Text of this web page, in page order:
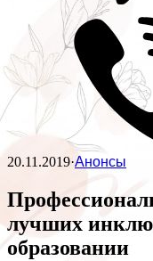
20.11.2019·Анонсы
лучших
образовании